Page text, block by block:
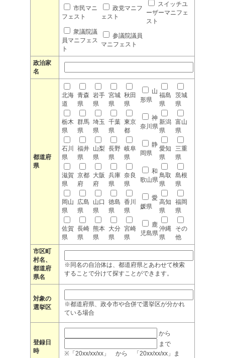
市民マニ
フェスト
政党マニフ
ェスト
スイッチユ
ーザーマニフェ
スト
衆議院議
員マニフェス
ト
参議院議員
マニフェスト
政治家
名
都道府
県
北海
道
青森
県
岩手
県
宮城
県
秋田
県
山
形県
福島
県
茨城
県
栃木
県
群馬
県
埼玉
県
千葉
県
東京
都
神
奈川県
新潟
県
富山
県
石川
県
福井
県
山梨
県
長野
県
岐阜
県
静
岡県
愛知
県
三重
県
滋賀
県
京都
府
大阪
府
兵庫
県
奈良
県
和
歌山県
鳥取
県
島根
県
岡山
県
広島
県
山口
県
徳島
県
香川
県
愛
媛県
高知
県
福岡
県
佐賀
県
長崎
県
熊本
県
大分
県
宮崎
県
鹿
児島県
沖縄
県
その
他
市区町
村名、
都道府
県名
※同名の自治体は、都道府県とあわせて検索
することで分けて探すことができます。
対象の
選挙区
※都道府県、政令市や合併で選挙区が分かれ
ている場合
登録日
時
から
まで
※「20xx/xx/xx」 から 「20xx/xx/xx」ま